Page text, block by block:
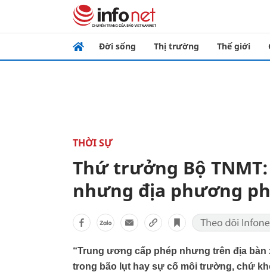
Đời sống Thị trường Thế giới
THỜI SỰ
Thứ trưởng Bộ
nhưng địa phương
“Trung ương cấp phép nhưng trên địa
trong bão lụt hay sự cố môi trường, chứ